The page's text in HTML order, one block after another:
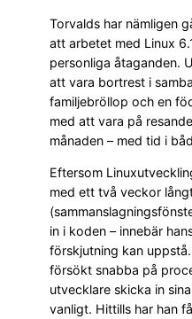
Torvalds har nämligen
att arbetet med Linux
personliga åtaganden.
att vara bortrest i
familjebröllop och en
med att vara på
månaden – med tid i
Eftersom
med ett två veckor
in i koden – innebär
förskjutning kan
försökt snabba på
utvecklare skicka in
vanligt. Hittills har han